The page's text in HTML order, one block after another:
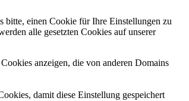
bitte, einen Cookie für Ihre Einstellungen zu
alle gesetzten Cookies auf unserer
anzeigen, die von anderen Domains
damit diese Einstellung gespeichert